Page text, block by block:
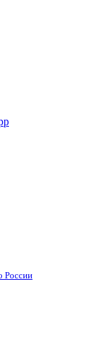
России